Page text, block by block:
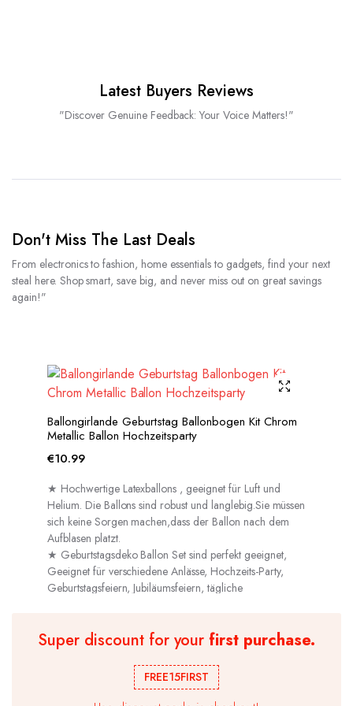
Latest Buyers Reviews
"Discover Genuine Feedback: Your Voice Matters!"
Don't Miss The Last Deals
From electronics to fashion, home essentials to gadgets, find your next
steal here. Shop smart, save big, and never miss out on great savings
again!"
Ballongirlande Geburtstag Ballonbogen Kit Chrom
Metallic Ballon Hochzeitsparty
€10.99
★ Hochwertige Latexballons , geeignet für Luft und
Helium. Die Ballons sind robust und langlebig.Sie müssen
sich keine Sorgen machen,dass der Ballon nach dem
Aufblasen platzt.
★ Geburtstagsdeko Ballon Set sind perfekt geeignet,
Geeignet für verschiedene Anlässe, Hochzeits-Party,
Geburtstagsfeiern, Jubiläumsfeiern, tägliche
Super discount for yourfirst purchase.
FREE15FIRST